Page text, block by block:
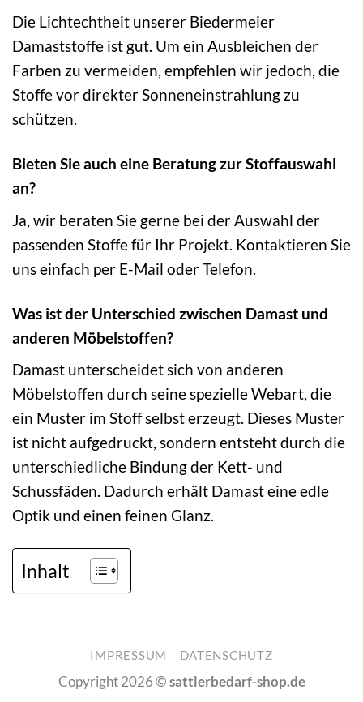
Die Lichtechtheit unserer Biedermeier
Damaststoffe ist gut. Um ein Ausbleichen der
Farben zu vermeiden, empfehlen wir jedoch, die
Stoffe vor direkter Sonneneinstrahlung zu
schützen.
Bieten Sie auch eine Beratung zur Stoffauswahl
an?
Ja, wir beraten Sie gerne bei der Auswahl der
passenden Stoffe für Ihr Projekt. Kontaktieren Sie
uns einfach per E-Mail oder Telefon.
Was ist der Unterschied zwischen Damast und
anderen Möbelstoffen?
Damast unterscheidet sich von anderen
Möbelstoffen durch seine spezielle Webart, die
ein Muster im Stoff selbst erzeugt. Dieses Muster
ist nicht aufgedruckt, sondern entsteht durch die
unterschiedliche Bindung der Kett- und
Schussfäden. Dadurch erhält Damast eine edle
Optik und einen feinen Glanz.
Inhalt
IMPRESSUM DATENSCHUTZ
Copyright 2026 ©sattlerbedarf-shop.de